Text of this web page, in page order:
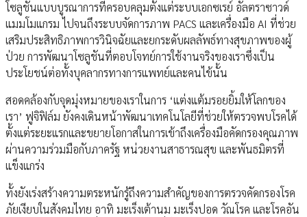
โซลูชันแบบบูรณาการที่ครอบคลุมตั้งแต่ระบบเอกซเรย์ อัลตราซาวด์
แมมโมแกรม ไปจนถึงระบบจัดการภาพ PACS และเครื่องมือ AI ที่ช่วย
เสริมประสิทธิภาพการวินิจฉัยและยกระดับผลลัพธ์ทางสุขภาพของผู้
ป่วย การพัฒนาโซลูชันที่ตอบโจทย์การใช้งานจริงของเราซึ่งเป็น
ประโยชน์ต่อทั้งบุคลากรทางการแพทย์และคนไข้นั้น
สอดคล้องกับจุดมุ่งหมายของเราในการ ‘แต่งแต้มรอยยิ้มให้โลกของ
เรา’ ฟูจิฟิล์ม ยังคงเดินหน้าพัฒนาเทคโนโลยีที่ช่วยให้ตรวจพบโรคได้
ตั้งแต่ระยะแรกและขยายโอกาสในการเข้าถึงเครื่องมือคัดกรองคุณภาพ
ผ่านความร่วมมือกับภาครัฐ หน่วยงานสาธารณสุข และพันธมิตรที่
แข็งแกร่ง
ทั้งยังเร่งสร้างความตระหนักรู้ถึงความสำคัญของการตรวจคัดกรองโรค
ภัยเงียบในสังคมไทย อาทิ มะเร็งเต้านม มะเร็งปอด วัณโรค และโรคอัน